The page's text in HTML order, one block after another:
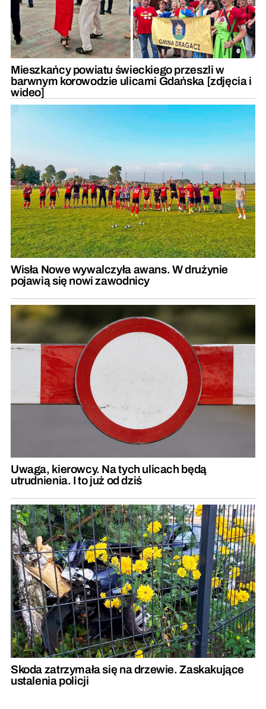
Mieszkańcy powiatu świeckiego przeszli w
barwnym korowodzie ulicami Gdańska [zdjęcia i
wideo]
Wisła Nowe wywalczyła awans. W drużynie
pojawią się nowi zawodnicy
Uwaga, kierowcy. Na tych ulicach będą
utrudnienia. I to już od dziś
Skoda zatrzymała się na drzewie. Zaskakujące
ustalenia policji